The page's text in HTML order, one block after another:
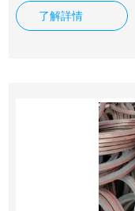
徑的。在現實的生產
平焊大口徑法蘭和對
了解詳情